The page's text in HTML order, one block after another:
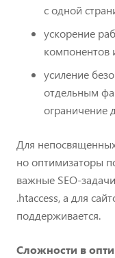
с одной
ускорение
компонентов
усиление
отдельным
ограничение
Для
но оптимизаторы
важные SEO-
.htaccess, а для
поддерживается.
Сложности в